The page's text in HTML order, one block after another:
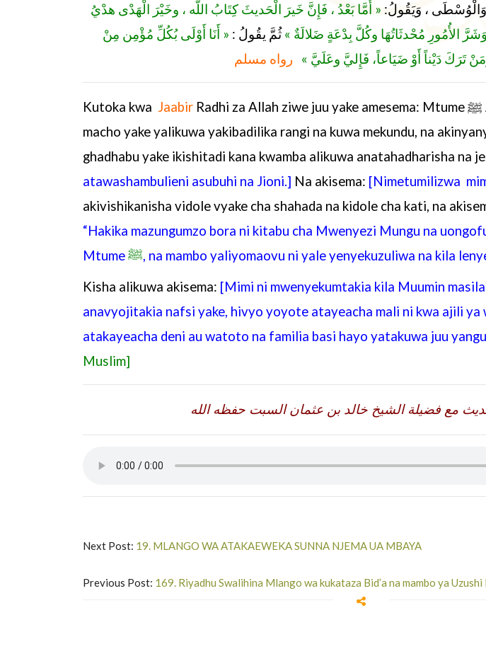
وَالْوُسْطَى ، وَيَقُولُ: « أَمَّا بَعْدُ ، فَإِنَّ خَيرَ الْحَديثَ كِتَابُ اللَّه ، وخَيْرَ الْهَدْى هدْيُ
الأُمُورِ مُحْدثَاتُهَا وكُلَّ بِدْعَةٍ ضَلالَةٌ »ثُمَّ يقُولُ : « أَنَا أَوْلَى بُكُلِّ مُؤْمِن مِنْ
تَرَكَ دَيْناً أَوْ ضَيَاعاً، فَإِليَّ وعَلَيَّ »
رواه مسلم
Kutoka kwa Jaabir Radhi za Allah ziwe juu yake amesema: Mtumeﷺ
macho yake yalikuwa yakibadilika rangi na kuwa mekundu, na
ghadhabu yake ikishitadi kana kwamba alikuwa anatahadharisha na
atawashambulieni asubuhi na Jioni.] Na akisema: [Nimetumilizwa
akivishikanisha vidole vyake cha shahada na kidole cha kati, na
“Hakika mazungumzo bora ni kitabu cha Mwenyezi Mungu na
Mtumeﷺ, na mambo yaliyomaovu ni yale yenyekuzuliwa na kila
Kisha alikuwa akisema: [Mimi ni mwenyekumtakia kila Muumin
anavyojitakia nafsi yake, hivyo yoyote atayeacha mali ni kwa ajili ya
atakayeacha deni au watoto na familia basi hayo yatakuwa juu
Muslim]
مع فضيلة الشيخ خالد بن عثمان السبت حفظه الله
Next Post: 19. MLANGO WA ATAKAEWEKA SUNNA NJEMA UA MBAYA
Previous Post: 169. Riyadhu Swalihina Mlango wa kukataza Bid’a na mambo ya